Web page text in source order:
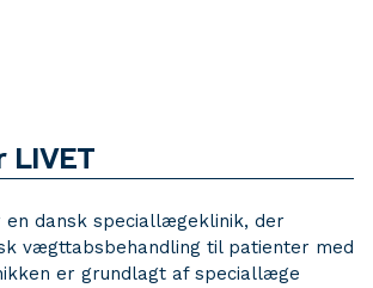
LIVET
en dansk speciallægeklinik, der
vægttabsbehandling til patienter med
er grundlagt af speciallæge